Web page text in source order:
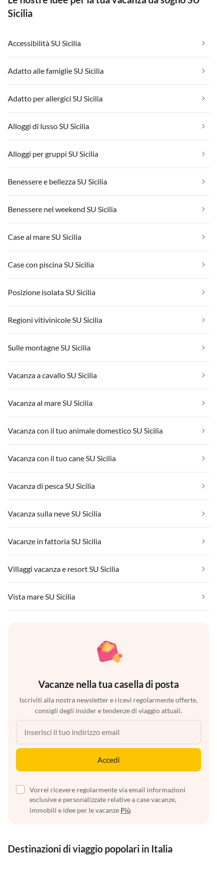
Sicilia
Accessibilità SU Sicilia
Adatto alle famiglie SU Sicilia
Adatto per allergici SU Sicilia
Alloggi di lusso SU Sicilia
Alloggi per gruppi SU Sicilia
Benessere e bellezza SU Sicilia
Benessere nel weekend SU Sicilia
Case al mare SU Sicilia
Case con piscina SU Sicilia
Posizione isolata SU Sicilia
Regioni vitivinicole SU Sicilia
Sulle montagne SU Sicilia
Vacanza a cavallo SU Sicilia
Vacanza al mare SU Sicilia
Vacanza con il tuo animale domestico SU Sicilia
Vacanza con il tuo cane SU Sicilia
Vacanza di pesca SU Sicilia
Vacanza sulla neve SU Sicilia
Vacanze in fattoria SU Sicilia
Villaggi vacanza e resort SU Sicilia
Vista mare SU Sicilia
Vacanze nella tua casella di posta
Iscriviti alla nostra newsletter e ricevi regolarmente offerte,
consigli degli insider e tendenze di viaggio attuali.
Accedi
Vorrei ricevere regolarmente via email informazioni
esclusive e personalizzate relative a case vacanze,
immobili e idee per le vacanze Più
Destinazioni di viaggio popolari in Italia